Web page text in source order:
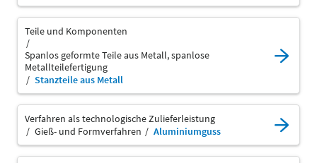
Teile und Komponenten
Spanlos geformte Teile aus Metall, spanlose
Metallteilefertigung
Stanzteile aus Metall
Verfahren als technologische Zulieferleistung
Gieß- und Formverfahren
Aluminiumguss